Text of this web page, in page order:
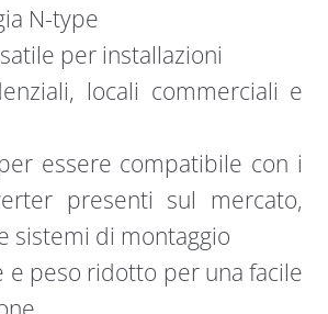
N-type
per installazioni
locali commerciali e
essere compatibile con i
presenti sul mercato,
sistemi di montaggio
e peso ridotto per una facile